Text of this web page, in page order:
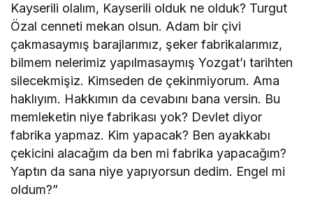
Kayserili olalım, Kayserili olduk ne olduk? Turgut
Özal cenneti mekan olsun. Adam bir çivi
çakmasaymış barajlarımız, şeker fabrikalarımız,
bilmem nelerimiz yapılmasaymış Yozgat’ı tarihten
silecekmişiz. Kimseden de çekinmiyorum. Ama
haklıyım. Hakkımın da cevabını bana versin. Bu
memleketin niye fabrikası yok? Devlet diyor
fabrika yapmaz. Kim yapacak? Ben ayakkabı
çekicini alacağım da ben mi fabrika yapacağım?
Yaptın da sana niye yapıyorsun dedim. Engel mi
oldum?”